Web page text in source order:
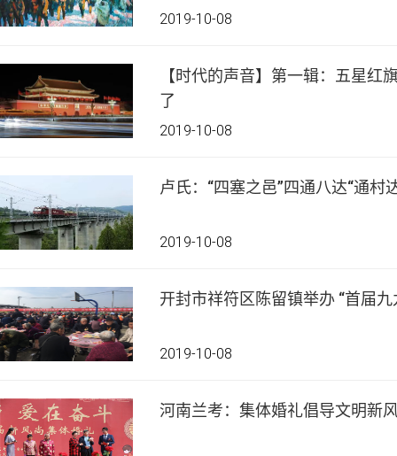
2019-10-08
【时代的声音】第一辑：五星红
了
2019-10-08
卢氏：“四塞之邑”四通八达“通村
2019-10-08
开封市祥符区陈留镇举办 “首届
2019-10-08
河南兰考：集体婚礼倡导文明新